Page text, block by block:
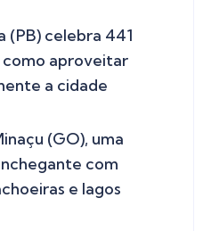
(PB) celebra 441
como aproveitar
a cidade
(GO), uma
com
e lagos